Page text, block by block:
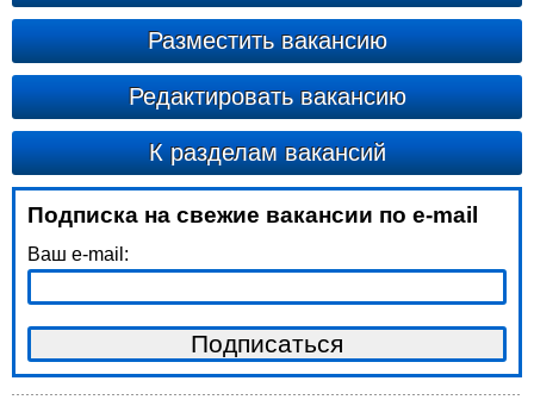
Разместить вакансию
Редактировать вакансию
К разделам вакансий
Подписка на свежие вакансии по e-mail
Ваш e-mail: